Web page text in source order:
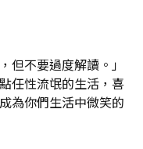
但不要過度解讀。」
任性流氓的生活，喜
為你們生活中微笑的